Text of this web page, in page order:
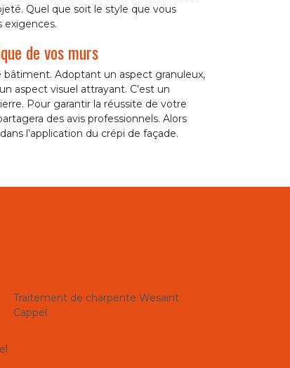
Quel que soit le style que vous
exigences.
de vos murs
bâtiment. Adoptant un aspect granuleux,
aspect visuel attrayant. C’est un
Pour garantir la réussite de votre
des avis professionnels. Alors
l’application du crépi de façade.
Traitement de charpente Wesaint
Cappel